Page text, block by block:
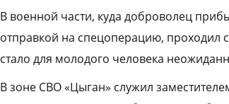
В военной части, куда доброволец
отправкой на спецоперацию, проходил
стало для молодого человека
В зоне СВО «Цыган» служил